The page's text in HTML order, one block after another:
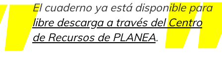
El cuaderno ya está disponible para
libre descarga a través del Centro
de Recursos de PLANEA.